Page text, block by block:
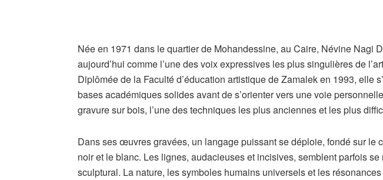
Née en 1971 dans le quartier de Mohandessine, au Caire, Névine Nagi
aujourd’hui comme l’une des voix expressives les plus singulières de
Diplômée de la Faculté d’éducation artistique de Zamalek en 1993, elle
bases académiques solides avant de s’orienter vers une voie
gravure sur bois, l’une des techniques les plus anciennes et les plus
Dans ses œuvres gravées, un langage puissant se déploie, fondé sur le
noir et le blanc. Les lignes, audacieuses et incisives, semblent parfois
sculptural. La nature, les symboles humains universels et les